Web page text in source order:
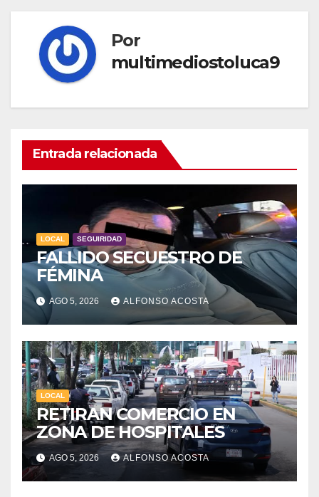
Por
multimediostoluca9
Entrada relacionada
LOCAL SEGUIRIDAD
FALLIDO SECUESTRO DE
FÉMINA
AGO 5, 2026 ALFONSO ACOSTA
LOCAL
RETIRAN COMERCIO EN
ZONA DE HOSPITALES
AGO 5, 2026 ALFONSO ACOSTA